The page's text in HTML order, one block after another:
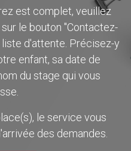
est complet, veuillez
le bouton ''Contactez-
d'attente. Précisez-y
enfant, sa date de
du stage qui vous
le service vous
des demandes.